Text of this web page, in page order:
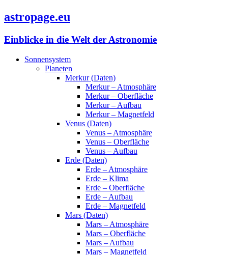
astropage.eu
Einblicke in die Welt der Astronomie
Sonnensystem
Planeten
Merkur (Daten)
Merkur – Atmosphäre
Merkur – Oberfläche
Merkur – Aufbau
Merkur – Magnetfeld
Venus (Daten)
Venus – Atmosphäre
Venus – Oberfläche
Venus – Aufbau
Erde (Daten)
Erde – Atmosphäre
Erde – Klima
Erde – Oberfläche
Erde – Aufbau
Erde – Magnetfeld
Mars (Daten)
Mars – Atmosphäre
Mars – Oberfläche
Mars – Aufbau
Mars – Magnetfeld